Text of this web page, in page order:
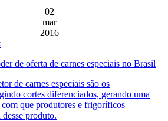
02
mar
2016
de oferta de carnes especiais no Brasil
de carnes especiais são os
cortes diferenciados, gerando uma
com que produtores e frigoríficos
produto.